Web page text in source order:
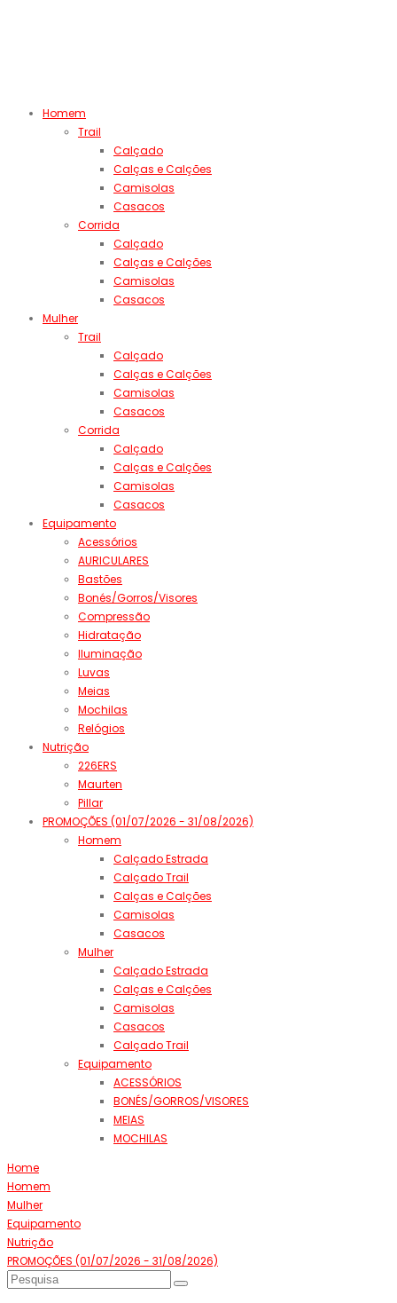
Homem
Trail
Calçado
Calças e Calções
Camisolas
Casacos
Corrida
Calçado
Calças e Calções
Camisolas
Casacos
Mulher
Trail
Calçado
Calças e Calções
Camisolas
Casacos
Corrida
Calçado
Calças e Calções
Camisolas
Casacos
Equipamento
Acessórios
AURICULARES
Bastões
Bonés/Gorros/Visores
Compressão
Hidratação
Iluminação
Luvas
Meias
Mochilas
Relógios
Nutrição
226ERS
Maurten
Pillar
PROMOÇÕES (01/07/2026 - 31/08/2026)
Homem
Calçado Estrada
Calçado Trail
Calças e Calções
Camisolas
Casacos
Mulher
Calçado Estrada
Calças e Calções
Camisolas
Casacos
Calçado Trail
Equipamento
ACESSÓRIOS
BONÉS/GORROS/VISORES
MEIAS
MOCHILAS
Home
Homem
Mulher
Equipamento
Nutrição
PROMOÇÕES (01/07/2026 - 31/08/2026)